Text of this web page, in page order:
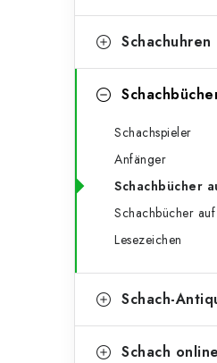
l
e
e
i
Schachuhren
Schachspieler
Anfänger
Schachbücher
Schachbücher
Lesezeichen
Schach-
Schach online